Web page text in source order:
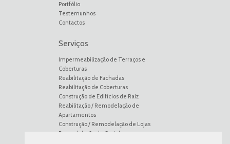
Portfólio
Testemunhos
Contactos
Serviços
Impermeabilização de Terraços e
Coberturas
Reabilitação de Fachadas
Reabilitação de Coberturas
Construção de Edifícios de Raiz
Reabilitação / Remodelação de
Apartamentos
Construção / Remodelação de Lojas
Remodelação de Cozinhas